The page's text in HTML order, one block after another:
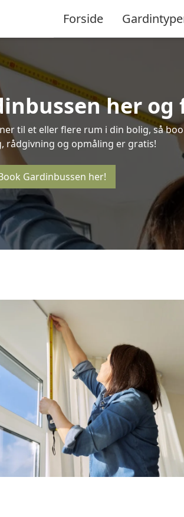
Forside
her
til et eller flere rum i din bolig, så
rådgivning og opmåling er gratis!
Gardinbussen her!